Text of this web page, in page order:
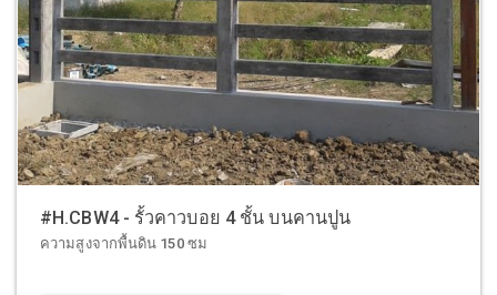
#H.CBW4 - รั้วคาวบอย 4 ชั้น บนคานปูน
ความสูงจากพื้นดิน 150 ซม